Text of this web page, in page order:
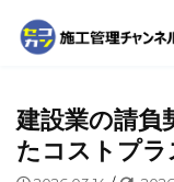
建設業の請負
たコストプラ